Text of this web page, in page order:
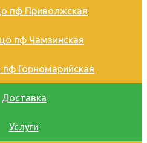
пф Приволжская
пф Чамзинская
пф Горномарийская
Доставка
Услуги